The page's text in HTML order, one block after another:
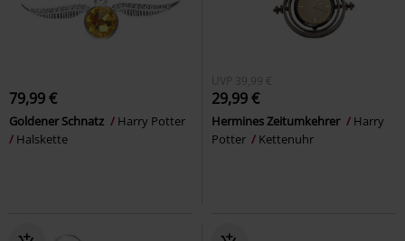
79,99 €
Goldener Schnatz
Harry Potter
Halskette
UVP 39,99 €
29,99 €
Hermines Zeitumkehrer
Harry
Potter
Kettenuhr